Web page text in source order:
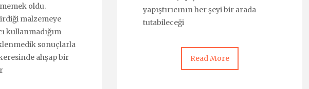
oldu.
malzemeye
kullanmadığım
sonuçlarla
ahşap bir
yapıştırıcının her şeyi bir arada
tutabileceği
Read More